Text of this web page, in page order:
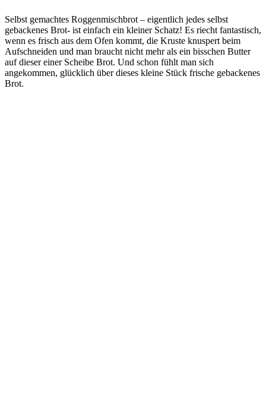
Selbst gemachtes Roggenmischbrot – eigentlich jedes selbst
gebackenes Brot- ist einfach ein kleiner Schatz! Es riecht fantastisch,
wenn es frisch aus dem Ofen kommt, die Kruste knuspert beim
Aufschneiden und man braucht nicht mehr als ein bisschen Butter
auf dieser einer Scheibe Brot. Und schon fühlt man sich
angekommen, glücklich über dieses kleine Stück frische gebackenes
Brot.